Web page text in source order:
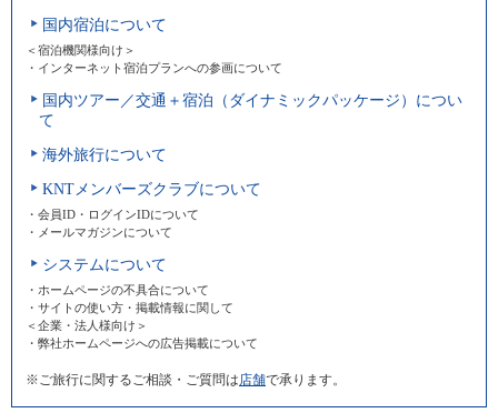
国内宿泊について
＜宿泊機関様向け＞
・インターネット宿泊プランへの参画について
国内ツアー／交通＋宿泊（ダイナミックパッケージ）につい
て
海外旅行について
KNTメンバーズクラブについて
・会員ID・ログインIDについて
・メールマガジンについて
システムについて
・ホームページの不具合について
・サイトの使い方・掲載情報に関して
＜企業・法人様向け＞
・弊社ホームページへの広告掲載について
※ご旅行に関するご相談・ご質問は 店舗で承ります。